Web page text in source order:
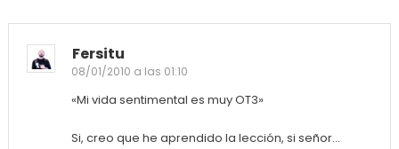
Fersitu
08/01/2010 a las 01:10
«Mi vida sentimental es muy OT3»
Si, creo que he aprendido la lección, si señor…